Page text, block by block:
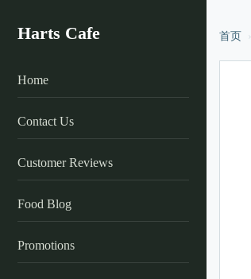
Harts Cafe
Home
Contact Us
Customer Reviews
Food Blog
Promotions
首页